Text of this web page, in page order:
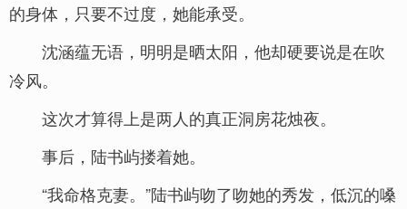
的身体，只要不过度，她能承受。
沈涵蕴无语，明明是晒太阳，他却硬要说是在吹
冷风。
这次才算得上是两人的真正洞房花烛夜。
事后，陆书屿搂着她。
“我命格克妻。”陆书屿吻了吻她的秀发，低沉的嗓